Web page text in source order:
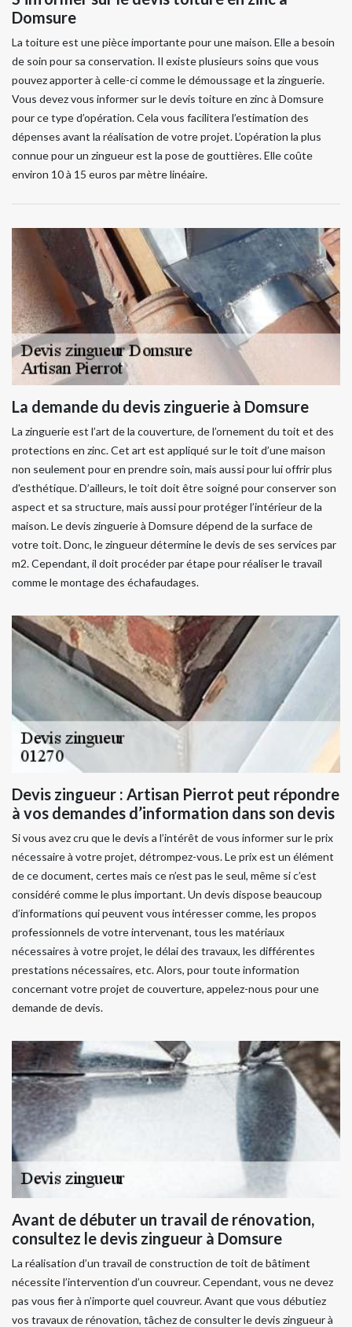
Domsure
La toiture est une pièce importante pour une maison. Elle a besoin
de soin pour sa conservation. Il existe plusieurs soins que vous
pouvez apporter à celle-ci comme le démoussage et la zinguerie.
Vous devez vous informer sur le devis toiture en zinc à Domsure
pour ce type d’opération. Cela vous facilitera l’estimation des
dépenses avant la réalisation de votre projet. L’opération la plus
connue pour un zingueur est la pose de gouttières. Elle coûte
environ 10 à 15 euros par mètre linéaire.
La demande du devis zinguerie à Domsure
La zinguerie est l’art de la couverture, de l’ornement du toit et des
protections en zinc. Cet art est appliqué sur le toit d’une maison
non seulement pour en prendre soin, mais aussi pour lui offrir plus
d'esthétique. D’ailleurs, le toit doit être soigné pour conserver son
aspect et sa structure, mais aussi pour protéger l’intérieur de la
maison. Le devis zinguerie à Domsure dépend de la surface de
votre toit. Donc, le zingueur détermine le devis de ses services par
m2. Cependant, il doit procéder par étape pour réaliser le travail
comme le montage des échafaudages.
Devis zingueur : Artisan Pierrot peut répondre
à vos demandes d’information dans son devis
Si vous avez cru que le devis a l’intérêt de vous informer sur le prix
nécessaire à votre projet, détrompez-vous. Le prix est un élément
de ce document, certes mais ce n’est pas le seul, même si c’est
considéré comme le plus important. Un devis dispose beaucoup
d’informations qui peuvent vous intéresser comme, les propos
professionnels de votre intervenant, tous les matériaux
nécessaires à votre projet, le délai des travaux, les différentes
prestations nécessaires, etc. Alors, pour toute information
concernant votre projet de couverture, appelez-nous pour une
demande de devis.
Avant de débuter un travail de rénovation,
consultez le devis zingueur à Domsure
La réalisation d’un travail de construction de toit de bâtiment
nécessite l’intervention d’un couvreur. Cependant, vous ne devez
pas vous fier à n’importe quel couvreur. Avant que vous débutiez
vos travaux de rénovation, tâchez de consulter le devis zingueur à